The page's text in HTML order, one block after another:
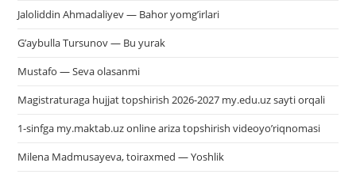
Jaloliddin Ahmadaliyev — Bahor yomg’irlari
G’aybulla Tursunov — Bu yurak
Mustafo — Seva olasanmi
Magistraturaga hujjat topshirish 2026-2027 my.edu.uz sayti orqali
1-sinfga my.maktab.uz online ariza topshirish videoyo’riqnomasi
Milena Madmusayeva, toiraxmed — Yoshlik